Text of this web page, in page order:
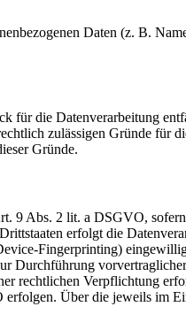
Daten (z. B.
für die Datenverarbeitung
zulässigen Gründe für
Gründe.
9 Abs. 2 lit. a DSGVO, sofern
erfolgt die
Fingerprinting)
Durchführung
rechtlichen Verpflichtung
erfolgen. Über die jeweils im